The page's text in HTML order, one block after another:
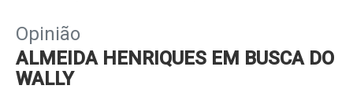
Opinião
ALMEIDA HENRIQUES EM BUSCA DO
WALLY